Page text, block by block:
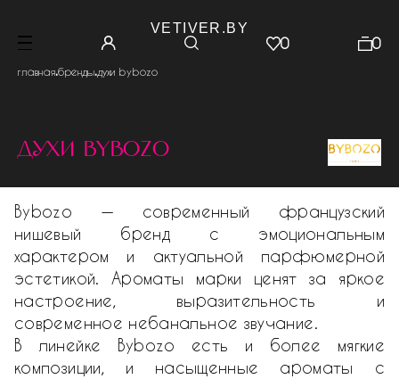
VETIVER.BY
0 0
главная.бренды.духи bybozo
духи bybozo
Bybozo — современный французский
нишевый бренд с эмоциональным
характером и актуальной парфюмерной
эстетикой. Ароматы марки ценят за яркое
настроение, выразительность и
современное небанальное звучание.
В линейке Bybozo есть и более мягкие
композиции, и насыщенные ароматы с